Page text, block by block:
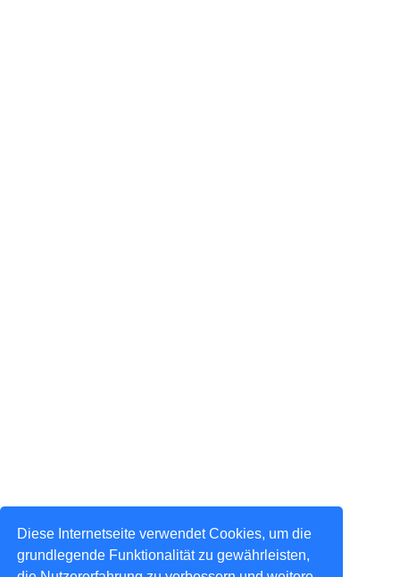
Diese Internetseite verwendet Cookies, um die
grundlegende Funktionalität zu gewährleisten,